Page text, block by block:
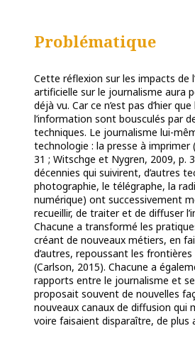
Problématique
Cette réflexion sur les impacts de
artificielle sur le journalisme aura
déjà vu. Car ce n’est pas d’hier
l’information sont bousculés par
techniques. Le journalisme lui-
technologie : la presse à imprimer
31 ; Witschge et Nygren, 2009, p.
décennies qui suivirent, d’autres
photographie, le télégraphe, la
numérique) ont successivement
recueillir, de traiter et de diffuser
Chacune a transformé les
créant de nouveaux métiers, en
d’autres, repoussant les
(Carlson, 2015). Chacune a
rapports entre le journalisme et
proposait souvent de nouvelles
nouveaux canaux de diffusion qui
voire faisaient disparaître, de plus